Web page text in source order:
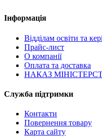
Інформація
Відділам освіти та
Прайс-лист
О компанії
Оплата та доставка
НАКАЗ
Служба підтримки
Контакти
Повернення товару
Карта сайту